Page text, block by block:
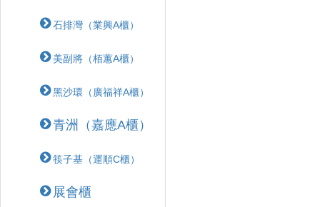
石排灣（業興A櫃）
美副將（栢蕙A櫃）
黑沙環（廣福祥A櫃）
青洲（嘉應A櫃）
筷子基（運順C櫃）
展會櫃